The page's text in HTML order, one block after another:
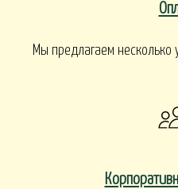
Мы предлагаем